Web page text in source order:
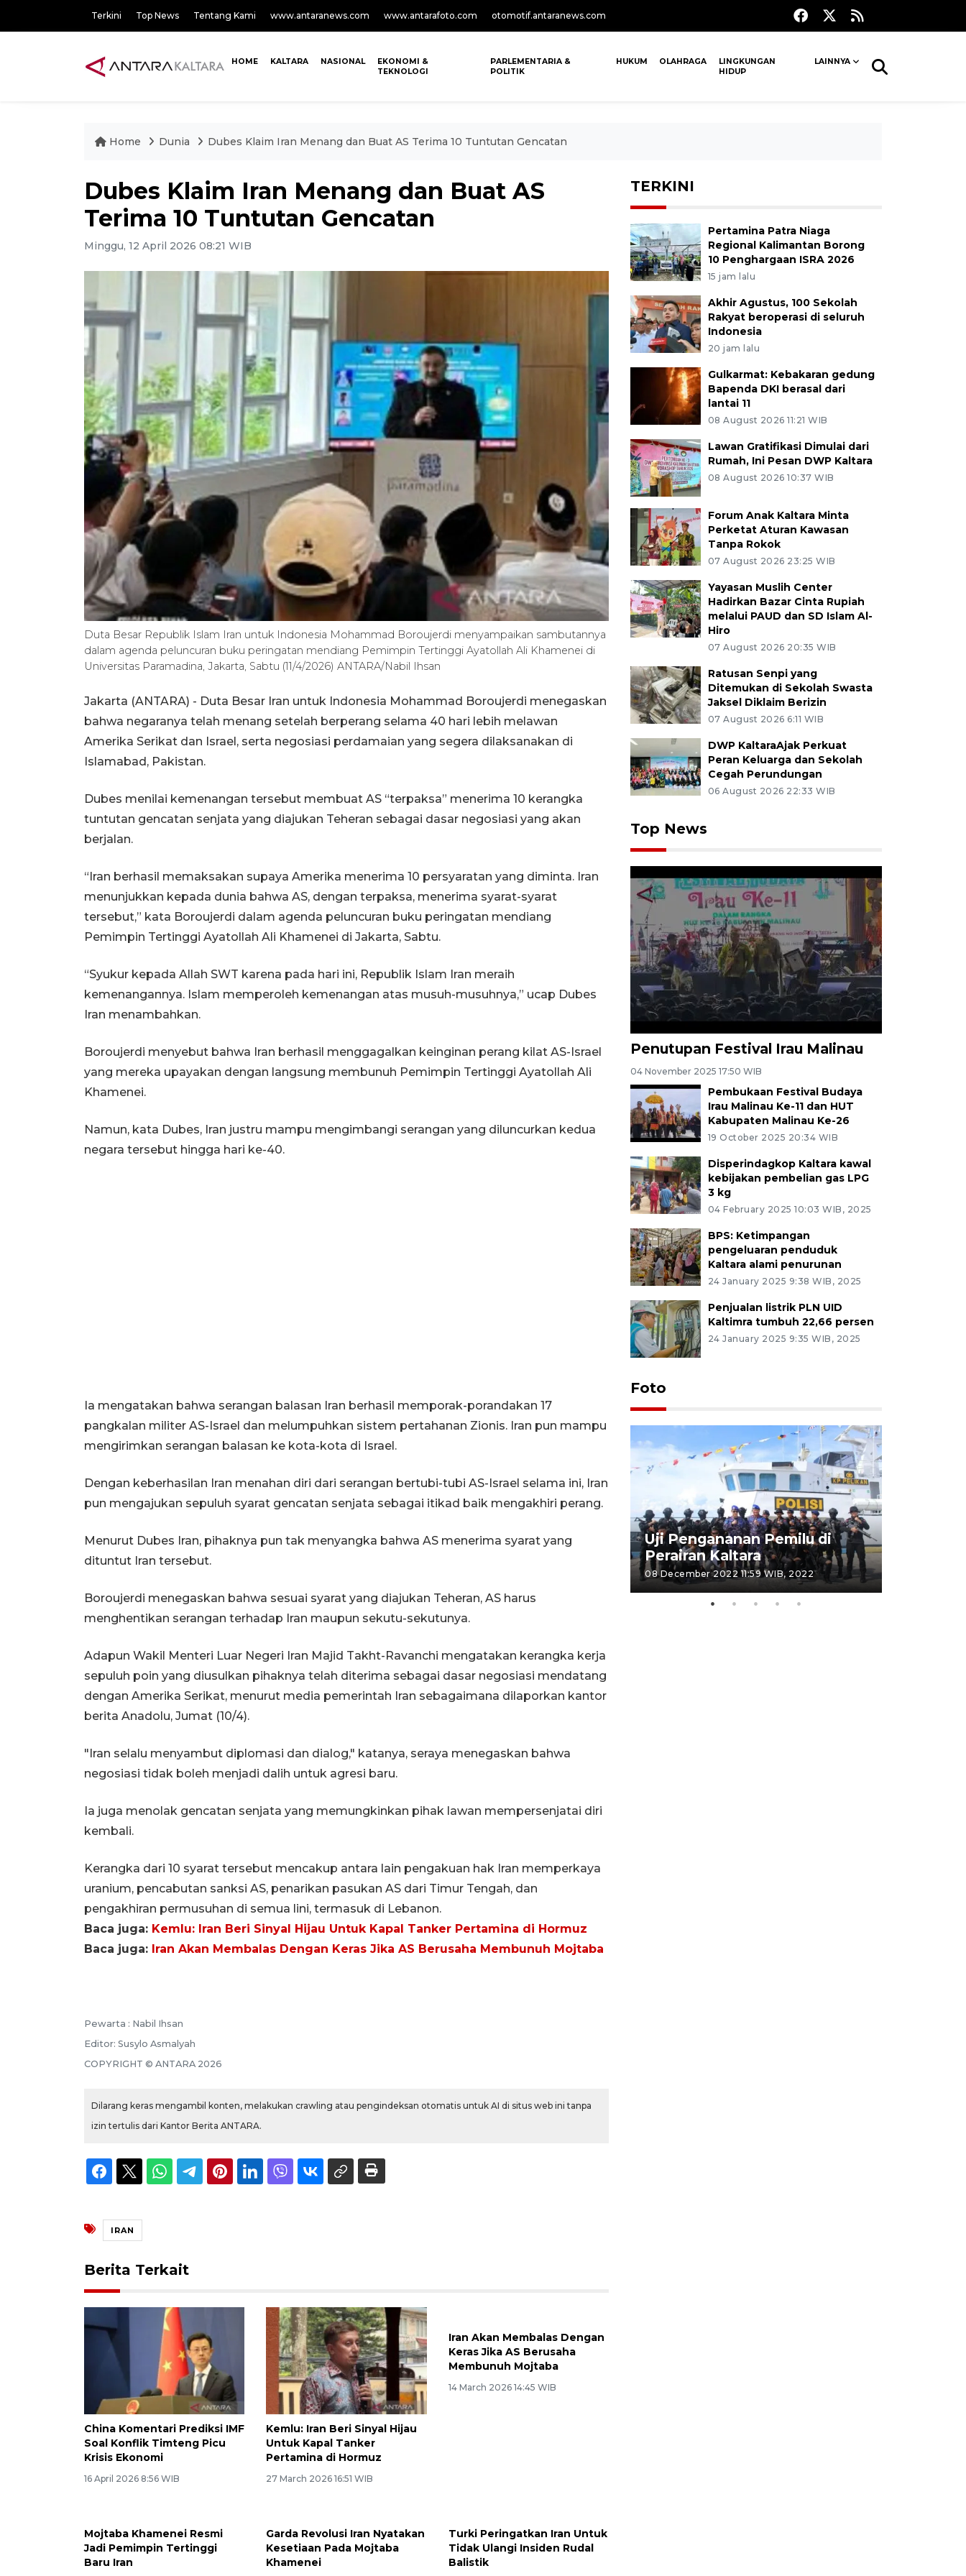
Terkini Top News Tentang Kami www.antaranews.com www.antarafoto.com otomotif.antaranews.com
HOME KALTARA NASIONAL
EKONOMI &
TEKNOLOGI
PARLEMENTARIA &
POLITIK
HUKUM OLAHRAGA
LINGKUNGAN
HIDUP
LAINNYA
Home Dunia Dubes Klaim Iran Menang dan Buat AS Terima 10 Tuntutan Gencatan
Dubes Klaim Iran Menang dan Buat AS
Terima 10 Tuntutan Gencatan
Minggu, 12 April 2026 08:21 WIB
Duta Besar Republik Islam Iran untuk Indonesia Mohammad Boroujerdi menyampaikan sambutannya
dalam agenda peluncuran buku peringatan mendiang Pemimpin Tertinggi Ayatollah Ali Khamenei di
Universitas Paramadina, Jakarta, Sabtu (11/4/2026) ANTARA/Nabil Ihsan
Jakarta (ANTARA) - Duta Besar Iran untuk Indonesia Mohammad Boroujerdi menegaskan
bahwa negaranya telah menang setelah berperang selama 40 hari lebih melawan
Amerika Serikat dan Israel, serta negosiasi perdamaian yang segera dilaksanakan di
Islamabad, Pakistan.
Dubes menilai kemenangan tersebut membuat AS “terpaksa” menerima 10 kerangka
tuntutan gencatan senjata yang diajukan Teheran sebagai dasar negosiasi yang akan
berjalan.
“Iran berhasil memaksakan supaya Amerika menerima 10 persyaratan yang diminta. Iran
menunjukkan kepada dunia bahwa AS, dengan terpaksa, menerima syarat-syarat
tersebut,” kata Boroujerdi dalam agenda peluncuran buku peringatan mendiang
Pemimpin Tertinggi Ayatollah Ali Khamenei di Jakarta, Sabtu.
“Syukur kepada Allah SWT karena pada hari ini, Republik Islam Iran meraih
kemenangannya. Islam memperoleh kemenangan atas musuh-musuhnya,” ucap Dubes
Iran menambahkan.
Boroujerdi menyebut bahwa Iran berhasil menggagalkan keinginan perang kilat AS-Israel
yang mereka upayakan dengan langsung membunuh Pemimpin Tertinggi Ayatollah Ali
Khamenei.
Namun, kata Dubes, Iran justru mampu mengimbangi serangan yang diluncurkan kedua
negara tersebut hingga hari ke-40.
Ia mengatakan bahwa serangan balasan Iran berhasil memporak-porandakan 17
pangkalan militer AS-Israel dan melumpuhkan sistem pertahanan Zionis. Iran pun mampu
mengirimkan serangan balasan ke kota-kota di Israel.
Dengan keberhasilan Iran menahan diri dari serangan bertubi-tubi AS-Israel selama ini, Iran
pun mengajukan sepuluh syarat gencatan senjata sebagai itikad baik mengakhiri perang.
Menurut Dubes Iran, pihaknya pun tak menyangka bahwa AS menerima syarat yang
dituntut Iran tersebut.
Boroujerdi menegaskan bahwa sesuai syarat yang diajukan Teheran, AS harus
menghentikan serangan terhadap Iran maupun sekutu-sekutunya.
Adapun Wakil Menteri Luar Negeri Iran Majid Takht-Ravanchi mengatakan kerangka kerja
sepuluh poin yang diusulkan pihaknya telah diterima sebagai dasar negosiasi mendatang
dengan Amerika Serikat, menurut media pemerintah Iran sebagaimana dilaporkan kantor
berita Anadolu, Jumat (10/4).
"Iran selalu menyambut diplomasi dan dialog," katanya, seraya menegaskan bahwa
negosiasi tidak boleh menjadi dalih untuk agresi baru.
Ia juga menolak gencatan senjata yang memungkinkan pihak lawan mempersenjatai diri
kembali.
Kerangka dari 10 syarat tersebut mencakup antara lain pengakuan hak Iran memperkaya
uranium, pencabutan sanksi AS, penarikan pasukan AS dari Timur Tengah, dan
pengakhiran permusuhan di semua lini, termasuk di Lebanon.
Baca juga: Kemlu: Iran Beri Sinyal Hijau Untuk Kapal Tanker Pertamina di Hormuz
Baca juga: Iran Akan Membalas Dengan Keras Jika AS Berusaha Membunuh Mojtaba
Pewarta : Nabil Ihsan
Editor: Susylo Asmalyah
COPYRIGHT © ANTARA 2026
Dilarang keras mengambil konten, melakukan crawling atau pengindeksan otomatis untuk AI di situs web ini tanpa
izin tertulis dari Kantor Berita ANTARA.
IRAN
Berita Terkait
China Komentari Prediksi IMF
Soal Konflik Timteng Picu
Krisis Ekonomi
16 April 2026 8:56 WIB
Kemlu: Iran Beri Sinyal Hijau
Untuk Kapal Tanker
Pertamina di Hormuz
27 March 2026 16:51 WIB
Iran Akan Membalas Dengan
Keras Jika AS Berusaha
Membunuh Mojtaba
14 March 2026 14:45 WIB
Mojtaba Khamenei Resmi
Jadi Pemimpin Tertinggi
Baru Iran
Garda Revolusi Iran Nyatakan
Kesetiaan Pada Mojtaba
Khamenei
Turki Peringatkan Iran Untuk
Tidak Ulangi Insiden Rudal
Balistik
TERKINI
Pertamina Patra Niaga
Regional Kalimantan Borong
10 Penghargaan ISRA 2026
15 jam lalu
Akhir Agustus, 100 Sekolah
Rakyat beroperasi di seluruh
Indonesia
20 jam lalu
Gulkarmat: Kebakaran gedung
Bapenda DKI berasal dari
lantai 11
08 August 2026 11:21 WIB
Lawan Gratifikasi Dimulai dari
Rumah, Ini Pesan DWP Kaltara
08 August 2026 10:37 WIB
Forum Anak Kaltara Minta
Perketat Aturan Kawasan
Tanpa Rokok
07 August 2026 23:25 WIB
Yayasan Muslih Center
Hadirkan Bazar Cinta Rupiah
melalui PAUD dan SD Islam Al-
Hiro
07 August 2026 20:35 WIB
Ratusan Senpi yang
Ditemukan di Sekolah Swasta
Jaksel Diklaim Berizin
07 August 2026 6:11 WIB
DWP KaltaraAjak Perkuat
Peran Keluarga dan Sekolah
Cegah Perundungan
06 August 2026 22:33 WIB
Top News
Penutupan Festival Irau Malinau
04 November 2025 17:50 WIB
Pembukaan Festival Budaya
Irau Malinau Ke-11 dan HUT
Kabupaten Malinau Ke-26
19 October 2025 20:34 WIB
Disperindagkop Kaltara kawal
kebijakan pembelian gas LPG
3 kg
04 February 2025 10:03 WIB, 2025
BPS: Ketimpangan
pengeluaran penduduk
Kaltara alami penurunan
24 January 2025 9:38 WIB, 2025
Penjualan listrik PLN UID
Kaltimra tumbuh 22,66 persen
24 January 2025 9:35 WIB, 2025
Foto
dimusnahkan di Markas Kodim
Uji Pengananan Pemilu di
Perairan Kaltara
08 December 2022 11:59 WIB, 2022